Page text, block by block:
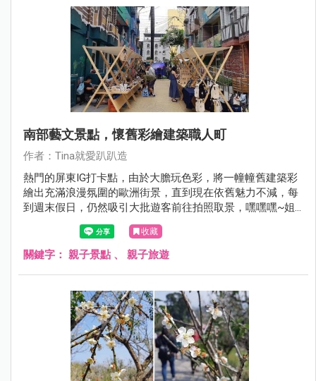
南部藝文景點，懷舊彩繪建築職人町
作者：Tina就愛趴趴造
熱門的屏東IG打卡點，由於大膽玩色彩，將一幢幢舊建築彩
繪出充滿浪漫氛圍的歐洲街景，直到現在依舊魅力不減，每
到週末假日，仍然吸引大批遊客前往拍照取景，嘿嘿嘿~姐
當然也不例外啊！利用去年賞聖誕節燈會的機會，姐也來報
收藏
關鍵字： 親子景點 、 親子旅遊